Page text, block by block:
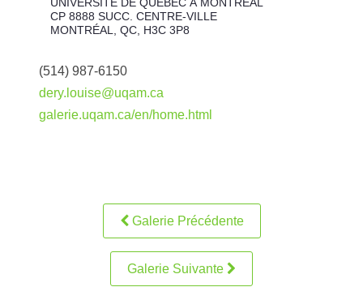
UNIVERSITÉ DE QUÉBEC À MONTRÉAL
CP 8888 SUCC. CENTRE-VILLE
MONTRÉAL, QC, H3C 3P8
(514) 987-6150
dery.louise@uqam.ca
galerie.uqam.ca/en/home.html
Galerie Précédente
Galerie Suivante